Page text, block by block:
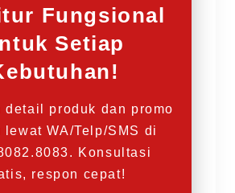
Fungsional
Setiap
detail produk dan promo
lewat WA/Telp/SMS di
Konsultasi
respon cepat!